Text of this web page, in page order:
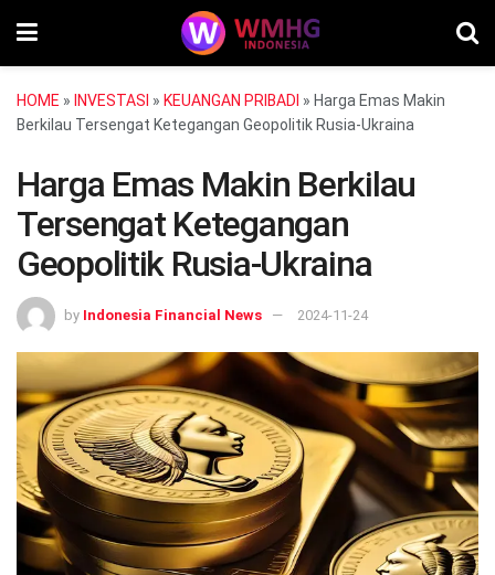
HOME » INVESTASI » KEUANGAN PRIBADI » Harga Emas Makin
Berkilau Tersengat Ketegangan Geopolitik Rusia-Ukraina
Harga Emas Makin Berkilau
Tersengat Ketegangan
Geopolitik Rusia-Ukraina
by Indonesia Financial News 2024-11-24